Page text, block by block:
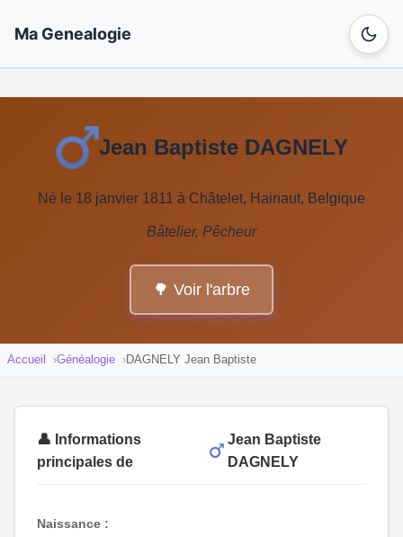
Ma Genealogie
Jean Baptiste DAGNELY
Né le 18 janvier 1811 à Châtelet, Hainaut, Belgique
Bâtelier, Pêcheur
🌳 Voir l'arbre
Accueil Généalogie DAGNELY Jean Baptiste
👤 Informations
principales de
Jean Baptiste
DAGNELY
Naissance :